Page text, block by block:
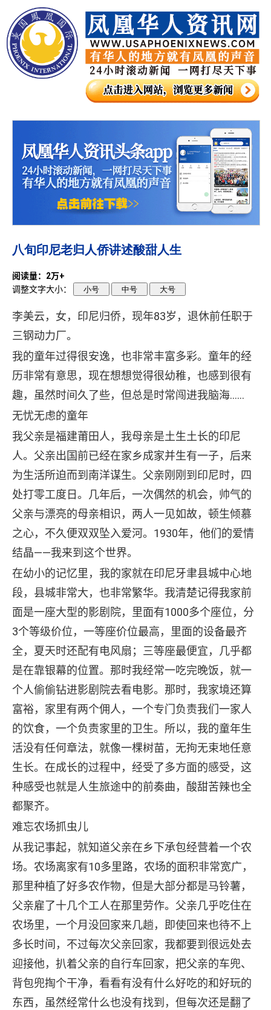
八旬印尼老归人侨讲述酸甜人生
阅读量：2万+
调整文字大小：
小号 中号 大号
李美云，女，印尼归侨，现年83岁，退休前任职于
三钢动力厂。
我的童年过得很安逸，也非常丰富多彩。童年的经
历非常有意思，现在想想觉得很幼稚，也感到很有
趣，虽然时间久了些，但总是时常闯进我脑海……
无忧无虑的童年
我父亲是福建莆田人，我母亲是土生土长的印尼
人。父亲出国前已经在家乡成家并生有一子，后来
为生活所迫而到南洋谋生。父亲刚刚到印尼时，四
处打零工度日。几年后，一次偶然的机会，帅气的
父亲与漂亮的母亲相识，两人一见如故，顿生倾慕
之心，不久便双双坠入爱河。1930年，他们的爱情
结晶——我来到这个世界。
在幼小的记忆里，我的家就在印尼牙聿县城中心地
段，县城非常大，也非常繁华。我清楚记得我家前
面是一座大型的影剧院，里面有1000多个座位，分
3个等级价位，一等座价位最高，里面的设备最齐
全，夏天时还配有电风扇；三等座最便宜，几乎都
是在靠银幕的位置。那时我经常一吃完晚饭，就一
个人偷偷钻进影剧院去看电影。那时，我家境还算
富裕，家里有两个佣人，一个专门负责我们一家人
的饮食，一个负责家里的卫生。所以，我的童年生
活没有任何章法，就像一棵树苗，无拘无束地任意
生长。在成长的过程中，经受了多方面的感受，这
种感受也就是人生旅途中的前奏曲，酸甜苦辣也全
都聚齐。
难忘农场抓虫儿
从我记事起，就知道父亲在乡下承包经营着一个农
场。农场离家有10多里路，农场的面积非常宽广，
那里种植了好多农作物，但是大部分都是马铃薯，
父亲雇了十几个工人在那里劳作。父亲几乎吃住在
农场里，一个月没回家来几趟，即使回来也待不上
多长时间，不过每次父亲回家，我都要到很远处去
迎接他，扒着父亲的自行车回家，把父亲的车兜、
背包兜掏个干净，看看有没有什么好吃的和好玩的
东西，虽然经常什么也没有找到，但每次还是翻了